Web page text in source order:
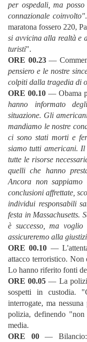
per ospedali, ma
connazionale coinvolto"
maratona fossero 220,
si avvicina alla realtà e
turisti".
ORE 00.23—
pensiero e le nostre
colpiti dalla tragedia di
ORE 00.10 — Obama
hanno informato
situazione. Gli
mandiamo le nostre
ci sono stati morti e
siamo tutti americani. Il
tutte le risorse
quelli che hanno
Ancora non
conclusioni affrettate,
individui responsabili
festa in Massachusetts.
è successo, ma
assicureremo alla
ORE 00.10 —
attacco terroristico. Non
Lo hanno riferito fonti
ORE 00.05— La
sospetti in custodia.
interrogate, ma
polizia, definendo
media.
ORE 00—